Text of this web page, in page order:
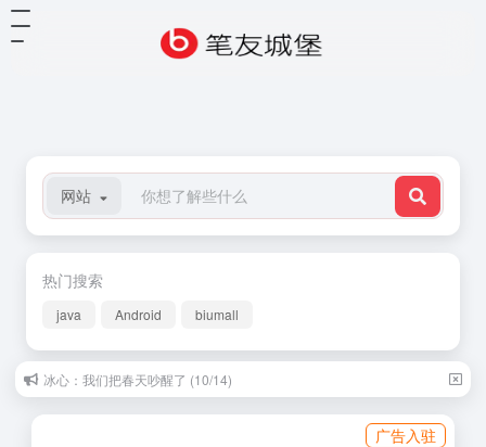
网站
热门搜索
java Android biumall
冰心：我们把春天吵醒了 (10/14)
广告入驻